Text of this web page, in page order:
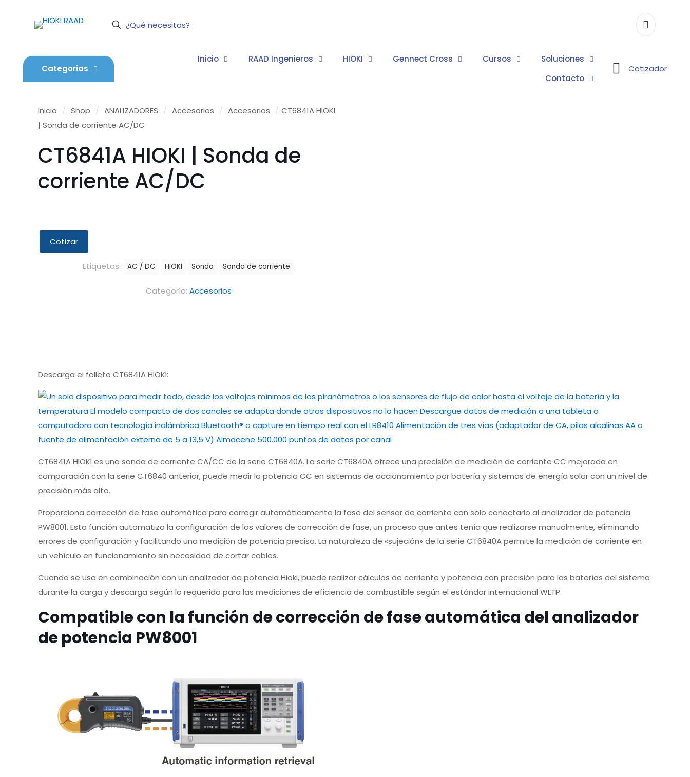
Categorias
Inicio RAAD Ingenieros HIOKI Gennect Cross Cursos
Soluciones
Contacto
Cotizador
Inicio / Shop / ANALIZADORES / Accesorios / Accesorios / CT6841A HIOKI
| Sonda de corriente AC/DC
CT6841A HIOKI | Sonda de
corriente AC/DC
Cotizar
Etiquetas: AC / DC HIOKI Sonda Sonda de corriente
Categoría: Accesorios
Descarga el folleto CT6841A HIOKI:
CT6841A HIOKI es una sonda de corriente CA/CC de la serie CT6840A. La serie CT6840A ofrece una precisión de medición de corriente CC mejorada en
comparación con la serie CT6840 anterior, puede medir la potencia CC en sistemas de accionamiento por batería y sistemas de energía solar con un nivel de
precisión más alto.
Proporciona corrección de fase automática para corregir automáticamente la fase del sensor de corriente con solo conectarlo al analizador de potencia
PW8001. Esta función automatiza la configuración de los valores de corrección de fase, un proceso que antes tenía que realizarse manualmente, eliminando
errores de configuración y facilitando una medición de potencia precisa. La naturaleza de «sujeción» de la serie CT6840A permite la medición de corriente en
un vehículo en funcionamiento sin necesidad de cortar cables.
Cuando se usa en combinación con un analizador de potencia Hioki, puede realizar cálculos de corriente y potencia con precisión para las baterías del sistema
durante la carga y descarga según lo requerido para las mediciones de eficiencia de combustible según el estándar internacional WLTP.
Compatible con la función de corrección de fase automática del analizador
de potencia PW8001